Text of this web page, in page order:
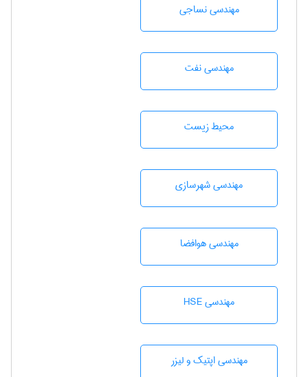
مهندسي نساجی
مهندسی نفت
محيط زيست
مهندسی شهرسازی
مهندسی هوافضا
مهندسی HSE
مهندسی اپتیک و لیزر